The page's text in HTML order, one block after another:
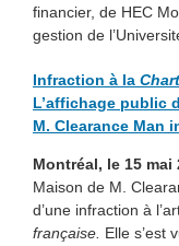
financier, de HEC
gestion de
Infraction à la
L’affichage public
M. Clearance Man
Montréal, le 15 mai
Maison de M.
d’une infraction à
française. Elle s’est